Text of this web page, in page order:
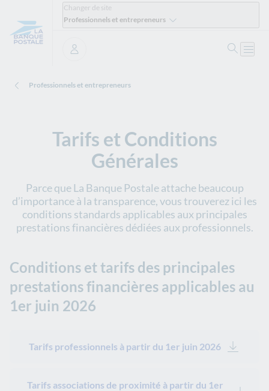
Changer de site
Professionnels et entrepreneurs
Se connecter
Professionnels et entrepreneurs
Tarifs et Conditions
Générales
Parce que La Banque Postale attache beaucoup
d’importance à la transparence, vous trouverez ici les
conditions standards applicables aux principales
prestations financières dédiées aux professionnels.
Conditions et tarifs des principales
prestations financières applicables au
1er juin 2026
Tarifs professionnels à partir du 1er juin 2026
Tarifs associations de proximité à partir du 1er